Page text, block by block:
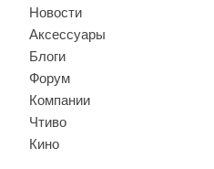
Новости
Аксессуары
Блоги
Форум
Компании
Чтиво
Кино